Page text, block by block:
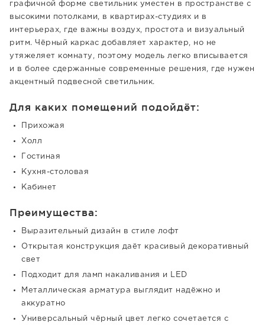
графичной форме светильник уместен в пространстве с
высокими потолками, в квартирах-студиях и в
интерьерах, где важны воздух, простота и визуальный
ритм. Чёрный каркас добавляет характер, но не
утяжеляет комнату, поэтому модель легко вписывается
и в более сдержанные современные решения, где нужен
акцентный подвесной светильник.
Для каких помещений подойдёт:
Прихожая
Холл
Гостиная
Кухня-столовая
Кабинет
Преимущества:
Выразительный дизайн в стиле лофт
Открытая конструкция даёт красивый декоративный
свет
Подходит для ламп накаливания и LED
Металлическая арматура выглядит надёжно и
аккуратно
Универсальный чёрный цвет легко сочетается с